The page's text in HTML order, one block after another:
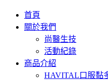
首頁
關於我們
尚醫生技
活動紀錄
商品介紹
HAVITAL口服黏